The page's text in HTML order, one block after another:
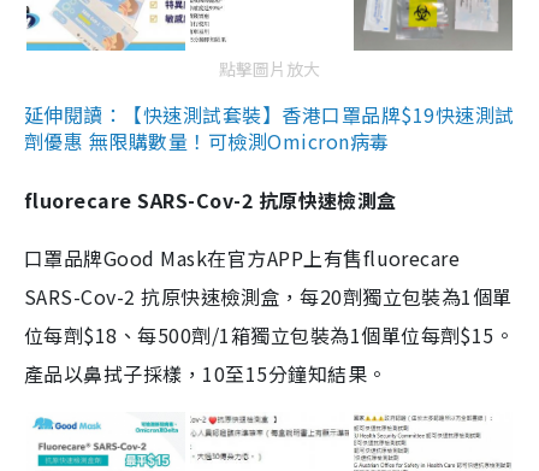
點擊圖片放大
延伸閱讀：【快速測試套裝】香港口罩品牌$19快速測試
劑優惠 無限購數量！可檢測Omicron病毒
fluorecare SARS-Cov-2 抗原快速檢測盒
口罩品牌Good Mask在官方APP上有售fluorecare
SARS-Cov-2 抗原快速檢測盒，每20劑獨立包裝為1個單
位每劑$18、每500劑/1箱獨立包裝為1個單位每劑$15。
產品以鼻拭子採樣，10至15分鐘知結果。